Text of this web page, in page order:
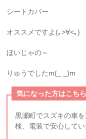
シートカバー
オススメですよ(｡>∀<｡)
ほいじゃの～
りゅうでしたm(_ _)m
気になった方はこちら
黒瀬町でスズキの車
検、電装で安心して